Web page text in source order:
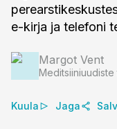
e-kirja ja telefoni
Margot Vent
Meditsiiniuudiste
Kuula Jaga